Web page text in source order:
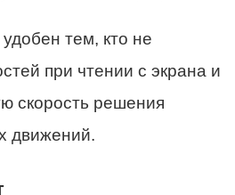
тем, кто не
при чтении с экрана и
скорость решения
движений.